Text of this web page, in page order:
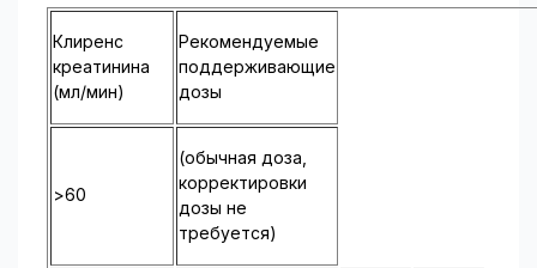
Клиренс
креатинина
(мл/мин)
Рекомендуемые
поддерживающие
дозы
>60
(обычная доза,
корректировки
дозы не
требуется)